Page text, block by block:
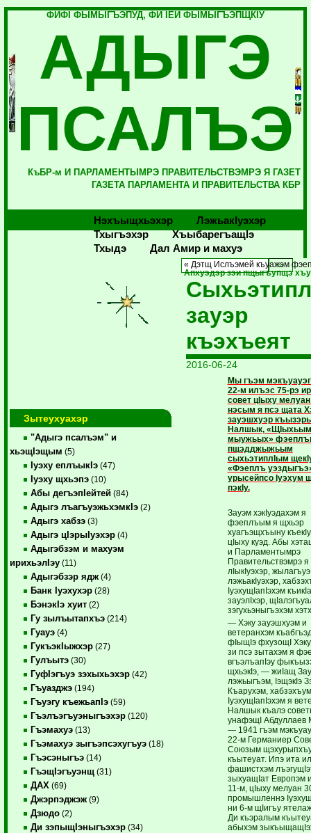
ФИФI ФЫМЫГЪЭПУД, ФИ IЕЙ ФЫМЫГЪЭПЩКIУ
АДЫГЭ
ПСАЛЪЭ
КъБР-м И ПАРЛАМЕНТЫМРЭ ПРАВИТЕЛЬСТВЭМРЭ Я ГАЗЕТ
ГАЗЕТА ПАРЛАМЕНТА И ПРАВИТЕЛЬСТВА КБР
Нэхъыщхьэхэр
Лэжьакlуэхэр
Тхыгъэхэр
Хъыбарегъащlэ
Тхыдэ
Дал Амир и махуэ
Зытеухуахэр
"Адыгэ псалъэм" и
хьэщIэщым (5)
Iуэху еплъыкIэ (47)
Iуэху щхьэпэ (10)
Абы дегъэпIейтей (84)
Адыгэ лъагъуэжьхэмкIэ (2)
Адыгэ хабзэ (3)
Адыгэ цIэрыIуэхэр (4)
Адыгэбзэм и махуэм
ирихьэлIэу (11)
Адыгэбзэр ядж (4)
Банк Iуэхухэр (28)
БэнэкIэ хуит (2)
Гу зылъытапхъэ (214)
Гуауэ (4)
ГукъэкIыжхэр (27)
Гулъытэ (30)
ГуфIэгъуэ зэхыхьэхэр (42)
Гъуазджэ (194)
Гъуэгу къежьапIэ (59)
Гъэлъэгъуэныгъэхэр (120)
Гъэмахуэ (13)
Гъэмахуэ зыгъэпсэхугъуэ (18)
Гъэсэныгъэ (14)
ГъэщIэгъуэнщ (31)
ДАХ (69)
Джэрпэджэж (9)
Дзюдо (2)
Ди зэпыщIэныгъэхэр (34)
« Дэтщ Ислъэмей къуажэм
Апхуэдэр зэи пщыгъупщэ
зауэр
къэхъеят
2016-06-24
Мы гъэм
22-м илъэс 75-рэ
совет цIыху
нэсым я псэ щата
зауэшхуэр
Налшык,
мыужьых»
пщэдджыжьым
сыхьэтиплIым
«Фэеплъ
урысейпсо Iуэхум
пэкIу.
Зауэм хэкIуэдахэм я
фэеплъым я щхьэр
хуагъэщхъыну
цIыху куэд. Абы
и Парламентымрэ
Правительствэмрэ я
лIыкIуэхэр,
лэжьакIуэхэр,
IуэхущIапIэхэм
зауэлIхэр,
зэгухьэныгъэхэм
— Хэку зауэшхуэм и
ветеранхэм
фIыщIэ фхузощI
зи псэ зытахэм я
вгъэлъапIэу
щхьэкIэ, — жиIащ
лэжьыгъэм, IэщэкIэ
Къарухэм,
IуэхущIапIэхэм я
Налшык къалэ
унафэщI Абдуллаев
— 1941 гъэм
22-м Германиер
Союзым
къытеуат. Ипэ ита
фашистхэм
зыхуащIат Европэм
11-м, цIыху мелуан
промышленнэ
ни 6-м щIигъу
Ди къэралым
абыхэм